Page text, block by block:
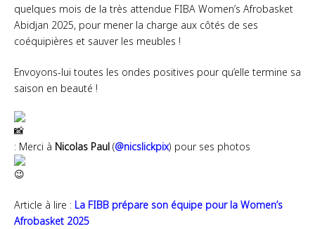
quelques mois de la très attendue FIBA Women’s Afrobasket
Abidjan 2025, pour mener la charge aux côtés de ses
coéquipières et sauver les meubles !
Envoyons-lui toutes les ondes positives pour qu’elle termine sa
saison en beauté !
: Merci à Nicolas Paul (@nicslickpix) pour ses photos
Article à lire : La FIBB prépare son équipe pour la Women’s
Afrobasket 2025